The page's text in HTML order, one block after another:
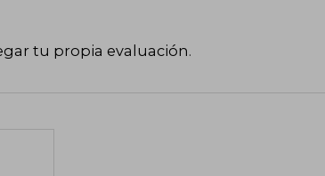
tu propia evaluación.